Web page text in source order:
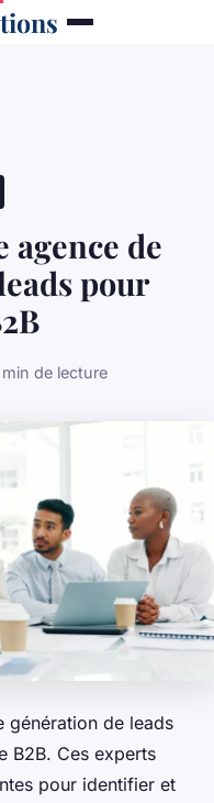
agence de
pour
de lecture
génération de leads
B2B. Ces experts
pour identifier et